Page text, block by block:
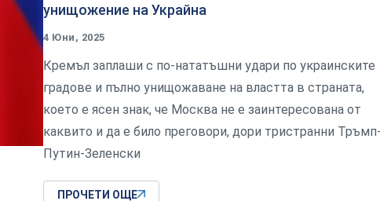
унищожение на Украйна
4 Юни, 2025
Кремъл заплаши с по-нататъшни удари по украинските
градове и пълно унищожаване на властта в страната,
което е ясен знак, че Москва не е заинтересована от
каквито и да е било преговори, дори тристранни
Путин-Зеленски
ПРОЧЕТИ ОЩЕ